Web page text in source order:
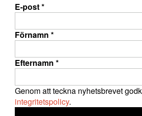
E-post*
Förnamn *
Efternamn *
Genom att teckna nyhetsbrevet
integritetspolicy.